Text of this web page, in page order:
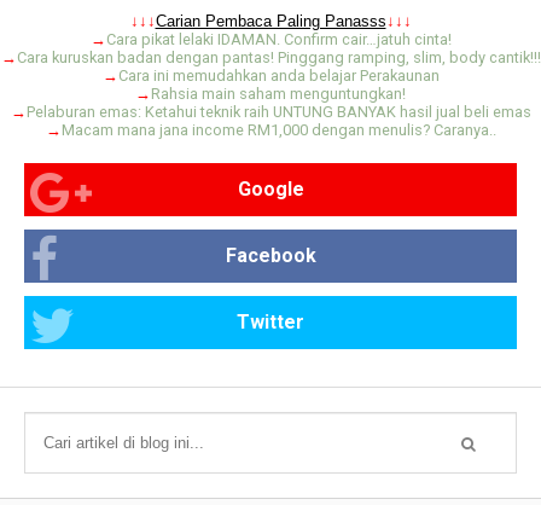
↓↓↓Carian Pembaca Paling Panasss↓↓↓
→ Cara pikat lelaki IDAMAN. Confirm cair…jatuh cinta!
→ Cara kuruskan badan dengan pantas! Pinggang ramping, slim, body cantik!!!
→ Cara ini memudahkan anda belajar Perakaunan
→ Rahsia main saham menguntungkan!
→ Pelaburan emas: Ketahui teknik raih UNTUNG BANYAK hasil jual beli emas
→ Macam mana jana income RM1,000 dengan menulis? Caranya..
Google
Facebook
Twitter